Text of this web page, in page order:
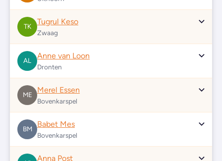
TK
Tugrul Keso
Zwaag
AL
Anne van Loon
Dronten
ME
Merel Essen
Bovenkarspel
BM
Babet Mes
Bovenkarspel
Anna Post